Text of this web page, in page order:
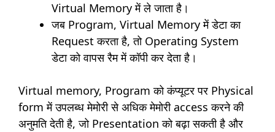
Virtual Memory में ले जाता है।
जब Program, Virtual Memory में डेटा का
Request करता है, तो Operating System
डेटा को वापस रैम में कॉपी कर देता है।
Virtual memory, Program को कंप्यूटर पर Physical
form में उपलब्ध मेमोरी से अधिक मेमोरी access करने की
अनुमति देती है, जो Presentation को बढ़ा सकती है और